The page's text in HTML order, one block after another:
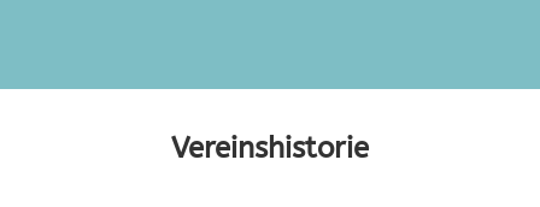
Vereinshistorie